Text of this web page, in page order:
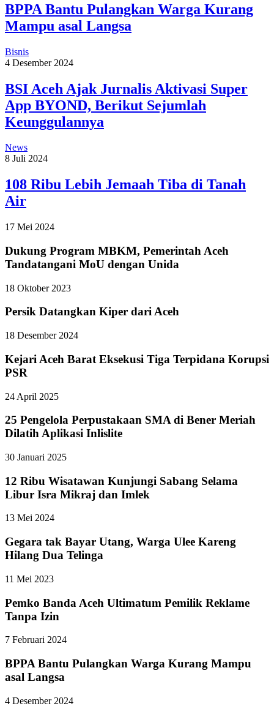
BPPA Bantu Pulangkan Warga Kurang
Mampu asal Langsa
Bisnis
4 Desember 2024
BSI Aceh Ajak Jurnalis Aktivasi Super
App BYOND, Berikut Sejumlah
Keunggulannya
News
8 Juli 2024
108 Ribu Lebih Jemaah Tiba di Tanah
Air
17 Mei 2024
Dukung Program MBKM, Pemerintah Aceh
Tandatangani MoU dengan Unida
18 Oktober 2023
Persik Datangkan Kiper dari Aceh
18 Desember 2024
Kejari Aceh Barat Eksekusi Tiga Terpidana Korupsi
PSR
24 April 2025
25 Pengelola Perpustakaan SMA di Bener Meriah
Dilatih Aplikasi Inlislite
30 Januari 2025
12 Ribu Wisatawan Kunjungi Sabang Selama
Libur Isra Mikraj dan Imlek
13 Mei 2024
Gegara tak Bayar Utang, Warga Ulee Kareng
Hilang Dua Telinga
11 Mei 2023
Pemko Banda Aceh Ultimatum Pemilik Reklame
Tanpa Izin
7 Februari 2024
BPPA Bantu Pulangkan Warga Kurang Mampu
asal Langsa
4 Desember 2024